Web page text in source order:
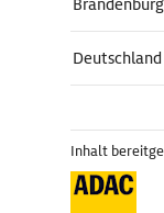
Brandenburg
Deutschland
Inhalt